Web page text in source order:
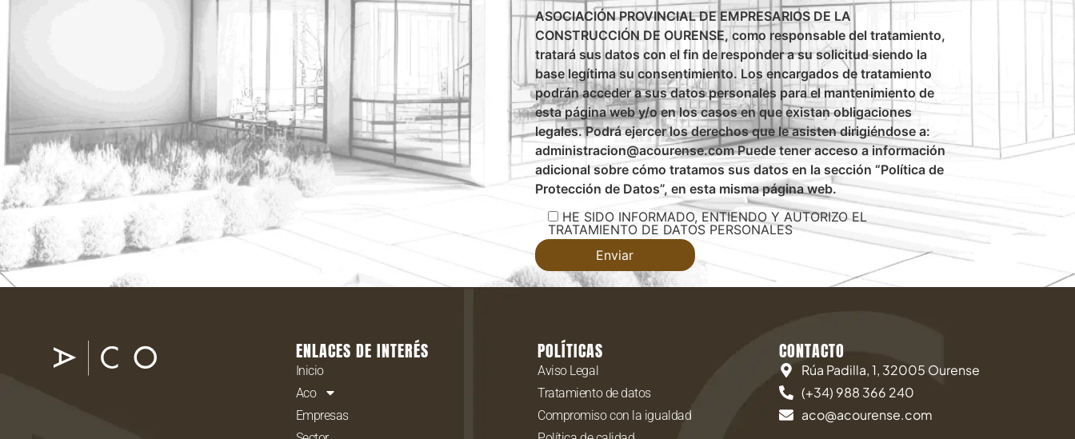
ASOCIACIÓN PROVINCIAL DE EMPRESARIOS DE LA
CONSTRUCCIÓN DE OURENSE, como responsable del tratamiento,
tratará sus datos con el fin de responder a su solicitud siendo la
base legítima su consentimiento. Los encargados de tratamiento
podrán acceder a sus datos personales para el mantenimiento de
esta página web y/o en los casos en que existan obligaciones
legales. Podrá ejercer los derechos que le asisten dirigiéndose a:
administracion@acourense.com Puede tener acceso a información
adicional sobre cómo tratamos sus datos en la sección “Política de
Protección de Datos”, en esta misma página web.
HE SIDO INFORMADO, ENTIENDO Y AUTORIZO EL
TRATAMIENTO DE DATOS PERSONALES
ENLACES DE INTERÉS
Inicio
Aco
Empresas
POLÍTICAS
Aviso Legal
Tratamiento de datos
Compromiso con la igualdad
CONTACTO
Rúa Padilla, 1, 32005 Ourense
(+34) 988 366 240
aco@acourense.com